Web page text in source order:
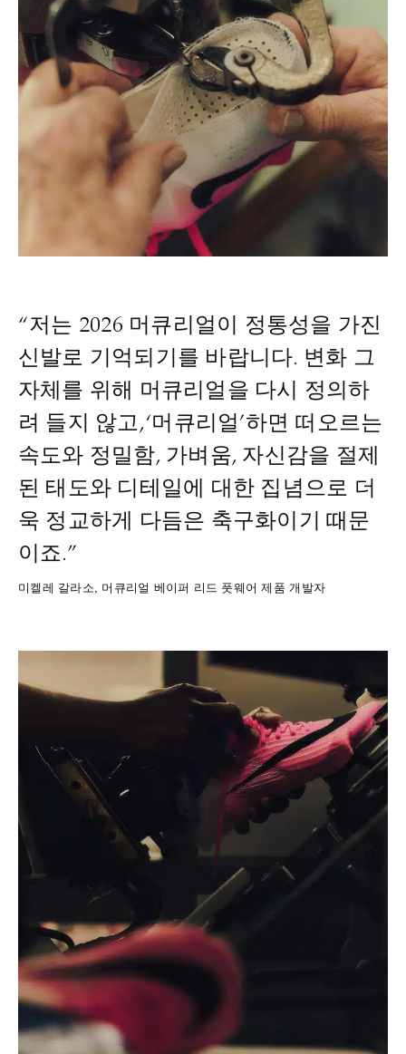
“저는 2026 머큐리얼이 정통성을 가진
신발로 기억되기를 바랍니다. 변화 그
자체를 위해 머큐리얼을 다시 정의하
려 들지 않고, ‘머큐리얼’하면 떠오르는
속도와 정밀함, 가벼움, 자신감을 절제
된 태도와 디테일에 대한 집념으로 더
욱 정교하게 다듬은 축구화이기 때문
이죠.”
미켈레 갈라소, 머큐리얼 베이퍼 리드 풋웨어 제품 개발자